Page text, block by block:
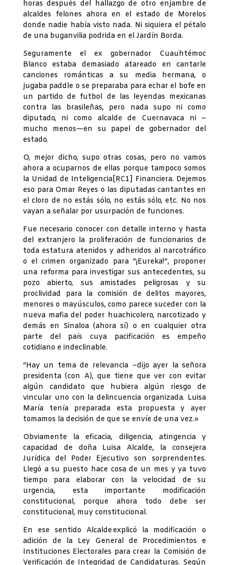
horas después del hallazgo de otro enjambre de
alcaldes felones ahora en el estado de Morelos
donde nadie había visto nada. Ni siquiera el pétalo
de una buganvilia podrida en el Jardín Borda.
Seguramente el ex gobernador Cuauhtémoc
Blanco estaba demasiado atareado en cantarle
canciones románticas a su media hermana, o
jugaba paddle o se preparaba para echar el bofe en
un partido de futbol de las leyendas mexicanas
contra las brasileñas, pero nada supo ni como
diputado, ni como alcalde de Cuernavaca ni –
mucho menos—en su papel de gobernador del
estado.
O, mejor dicho, supo otras cosas, pero no vamos
ahora a ocuparnos de ellas porque tampoco somos
la Unidad de Inteligencia[RC1] Financiera. Dejemos
eso para Omar Reyes o las diputadas cantantes en
el cloro de no estás sólo, no estás sólo, etc. No nos
vayan a señalar por usurpación de funciones.
Fue necesario conocer con detalle interno y hasta
del extranjero la proliferación de funcionarios de
toda estatura atenidos y adheridos al narcotráfico
o el crimen organizado para “¡Eureka!”, proponer
una reforma para investigar sus antecedentes, su
pozo abierto, sus amistades peligrosas y su
proclividad para la comisión de delitos mayores,
menores o mayúsculos, como parece suceder con la
nueva mafia del poder huachicolero, narcotizado y
demás en Sinaloa (ahora sí) o en cualquier otra
parte del país cuya pacificación es empeño
cotidiano e indeclinable.
“Hay un tema de relevancia –dijo ayer la señora
presidenta (con A), que tiene que ver con evitar
algún candidato que hubiera algún riesgo de
vincular uno con la delincuencia organizada. Luisa
María tenía preparada esta propuesta y ayer
tomamos la decisión de que se envíe de una vez.»
Obviamente la eficacia, diligencia, atingencia y
capacidad de doña Luisa Alcalde, la consejera
Jurídica del Poder Ejecutivo son sorprendentes.
Llegó a su puesto hace cosa de un mes y ya tuvo
tiempo para elaborar con la velocidad de su
urgencia, esta importante modificación
constitucional, porque ahora todo debe ser
constitucional, muy constitucional.
En ese sentido Alcalde explicó la modificación o
adición de la Ley General de Procedimientos e
Instituciones Electorales para crear la Comisión de
Verificación de Integridad de Candidaturas. Según